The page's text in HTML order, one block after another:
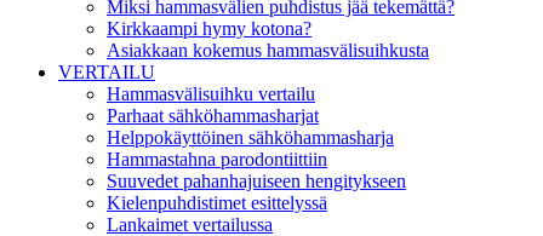
Miksi hammasvälien puhdistus jää tekemättä?
Kirkkaampi hymy kotona?
Asiakkaan kokemus hammasvälisuihkusta
VERTAILU
Hammasvälisuihku vertailu
Parhaat sähköhammasharjat
Helppokäyttöinen sähköhammasharja
Hammastahna parodontiittiin
Suuvedet pahanhajuiseen hengitykseen
Kielenpuhdistimet esittelyssä
Lankaimet vertailussa